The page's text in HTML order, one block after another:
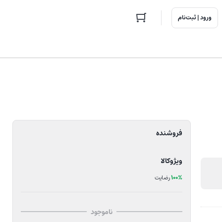
ورود | ثبت‌نام
فروشنده
ویژوکالا
100%رضایت
ناموجود